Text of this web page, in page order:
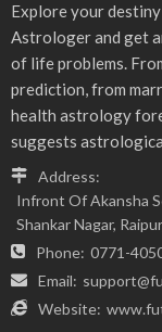
Explore your
Astrologer and get
of life problems.
prediction, from
health astrology
suggests
Address:
Infront Of Akansha
Shankar Nagar,
Phone: 0771-
Email:
Website: